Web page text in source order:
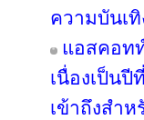
ความบันเทิ
แอสคอทท์
เนื่องเป็น
เข้าถึงสำ